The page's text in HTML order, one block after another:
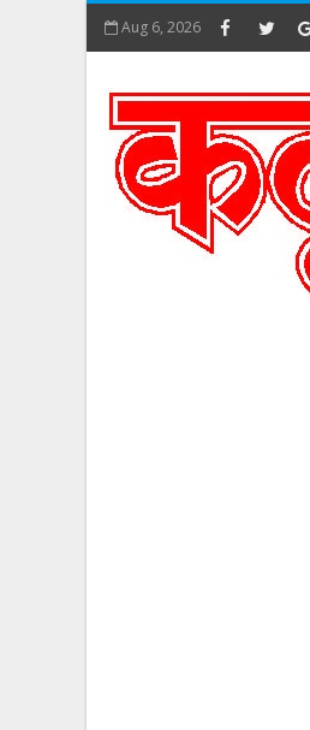
Aug 6, 2026